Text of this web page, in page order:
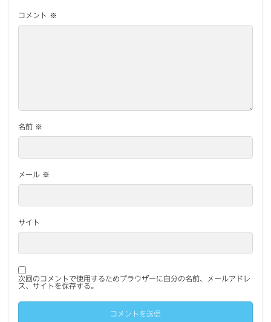
コメント ※
名前 ※
メール ※
サイト
次回のコメントで使用するためブラウザーに自分の名前、メールアドレ
ス、サイトを保存する。